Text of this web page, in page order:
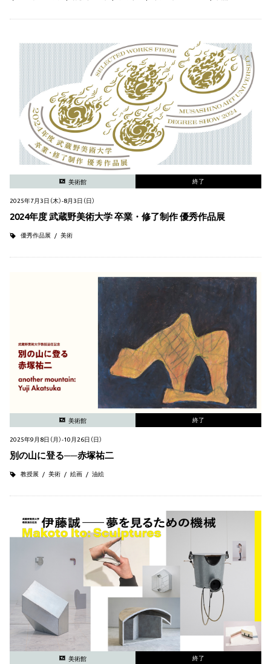
美術館 終了
2025年7月3日（木）-8月3日（日）
2024年度 武蔵野美術大学 卒業・修了制作 優秀作品展
優秀作品展 美術
美術館 終了
2025年9月8日（月）-10月26日（日）
別の山に登る──赤塚祐二
教授展 美術 絵画 油絵
美術館 終了